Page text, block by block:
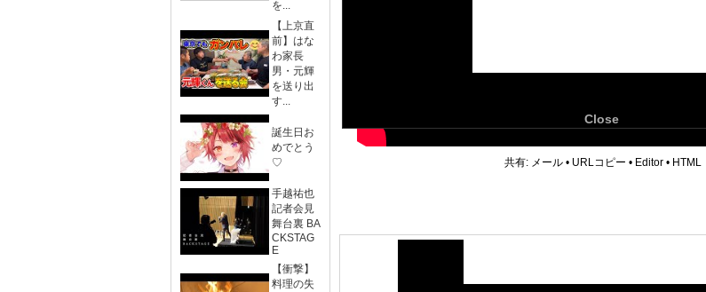
を...
【上京直
前】はな
わ家長
男・元輝
を送り出
す...
誕生日お
めでとう
♡
手越祐也
記者会見
舞台裏 BA
CKSTAG
E
【衝撃】
料理の失
Close
共有: メール • URLコピー • Editor • HTML